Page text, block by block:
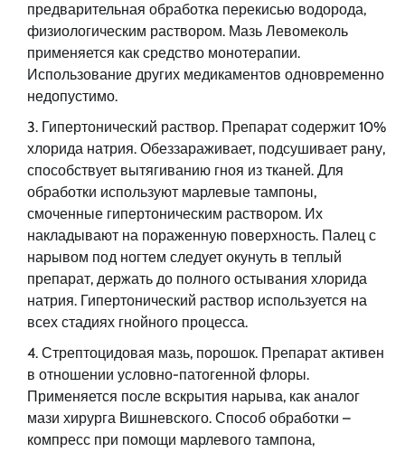
предварительная обработка перекисью водорода,
физиологическим раствором. Мазь Левомеколь
применяется как средство монотерапии.
Использование других медикаментов одновременно
недопустимо.
Гипертонический раствор. Препарат содержит 10%
хлорида натрия. Обеззараживает, подсушивает рану,
способствует вытягиванию гноя из тканей. Для
обработки используют марлевые тампоны,
смоченные гипертоническим раствором. Их
накладывают на пораженную поверхность. Палец с
нарывом под ногтем следует окунуть в теплый
препарат, держать до полного остывания хлорида
натрия. Гипертонический раствор используется на
всех стадиях гнойного процесса.
Стрептоцидовая мазь, порошок. Препарат активен
в отношении условно-патогенной флоры.
Применяется после вскрытия нарыва, как аналог
мази хирурга Вишневского. Способ обработки –
компресс при помощи марлевого тампона,